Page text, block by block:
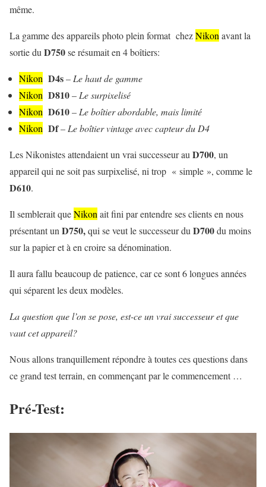
même.
La gamme des appareils photo plein format chezNikon avant la
sortie du D750se résumait en 4 boîtiers:
Nikon D4s– Le haut de gamme
Nikon D810– Le surpixelisé
Nikon D610– Le boîtier abordable, mais limité
Nikon Df– Le boîtier vintage avec capteur du D4
Les Nikonistes attendaient un vrai successeur au D700, un
appareil qui ne soit pas surpixelisé, ni trop « simple », comme le
D610.
Il semblerait queNikon ait fini par entendre ses clients en nous
présentant un D750,qui se veut le successeur du D700du moins
sur la papier et à en croire sa dénomination.
Il aura fallu beaucoup de patience, car ce sont 6 longues années
qui séparent les deux modèles.
La question que l’on se pose, est-ce un vrai successeur et que
vaut cet appareil?
Nous allons tranquillement répondre à toutes ces questions dans
ce grand test terrain, en commençant par le commencement …
Pré-Test: